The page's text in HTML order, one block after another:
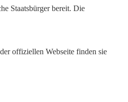
Staatsbürger bereit. Die
offiziellen Webseite finden sie